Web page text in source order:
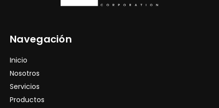
Navegación
Inicio
Nosotros
Servicios
Productos